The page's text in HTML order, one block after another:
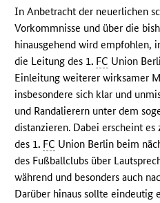
In Anbetracht der neuerlichen
Vorkommnisse und über die
hinausgehend wird empfohlen,
die Leitung des 1. FC Union
Einleitung weiterer wirksamer
insbesondere sich klar und
und Randalierern unter dem
distanzieren. Dabei erscheint
des 1. FC Union Berlin beim
des Fußballclubs über
während und besonders auch
Darüber hinaus sollte eindeutig